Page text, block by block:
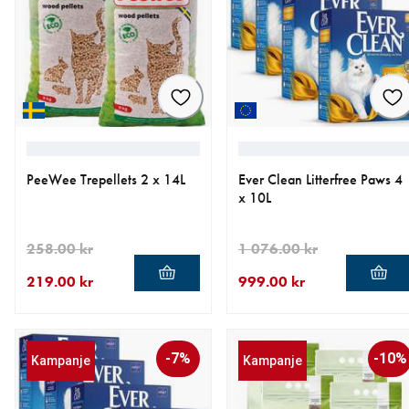
PeeWee Trepellets 2 x 14L
219.00 kr
258.00 kr
Ever Clean Litterfree Paws 4
x 10L
999.00 kr
1 076.00 kr
Kampanje -7% Kampanje -10%